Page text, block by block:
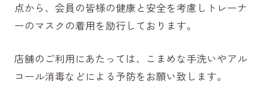
点から、会員の皆様の健康と安全を考慮しトレーナ
ーのマスクの着用を励行しております。
店舗のご利用にあたっては、こまめな手洗いやアル
コール消毒などによる予防をお願い致します。